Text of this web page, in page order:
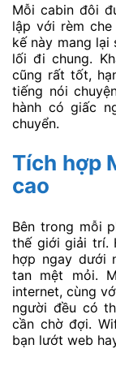
Mỗi cabin đôi
lập với rèm
kế này mang
lối đi chung.
cũng rất tốt,
tiếng nói
hành có giấc
chuyển.
Tích hợp
cao
Bên trong mỗi
thế giới giải trí.
hợp ngay dưới
tan mệt mỏi.
internet, cùng
người đều có
cần chờ đợi.
bạn lướt web